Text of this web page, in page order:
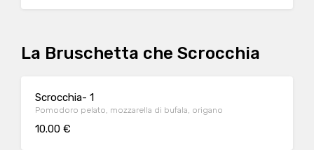
La Bruschetta che Scrocchia
Scrocchia- 1
Pomodoro pelato, mozzarella di bufala, origano
10.00 €